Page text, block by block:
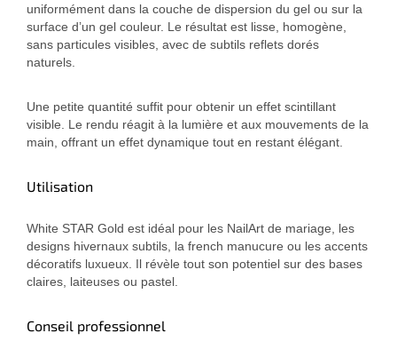
uniformément dans la couche de dispersion du gel ou sur la
surface d’un gel couleur. Le résultat est lisse, homogène,
sans particules visibles, avec de subtils reflets dorés
naturels.
Une petite quantité suffit pour obtenir un effet scintillant
visible. Le rendu réagit à la lumière et aux mouvements de la
main, offrant un effet dynamique tout en restant élégant.
Utilisation
White STAR Gold est idéal pour les NailArt de mariage, les
designs hivernaux subtils, la french manucure ou les accents
décoratifs luxueux. Il révèle tout son potentiel sur des bases
claires, laiteuses ou pastel.
Conseil professionnel